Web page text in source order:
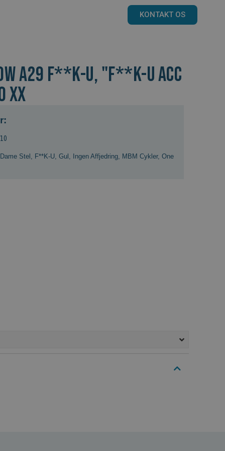
KONTAKT OS
A29 F**K-U, "F**K-U ACC
XX
Dame Stel F**K-U Gul Ingen Affjedring MBM Cykler, One